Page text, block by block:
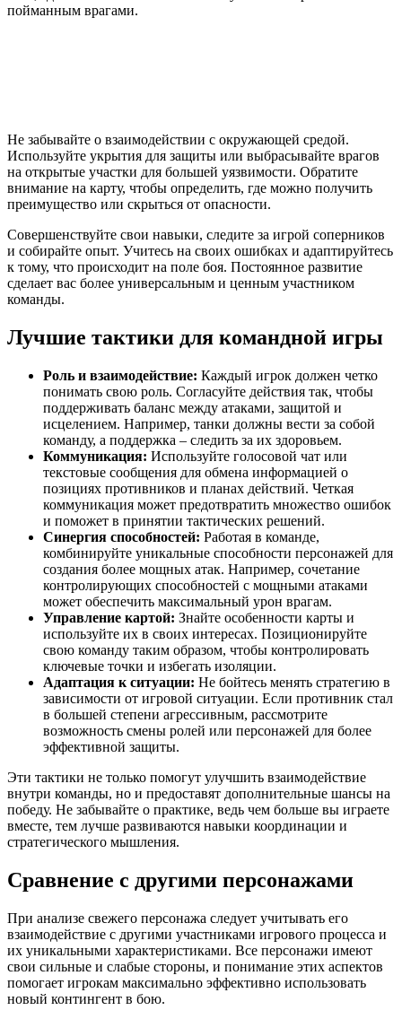
пойманным врагами.
Не забывайте о взаимодействии с окружающей средой.
Используйте укрытия для защиты или выбрасывайте врагов
на открытые участки для большей уязвимости. Обратите
внимание на карту, чтобы определить, где можно получить
преимущество или скрыться от опасности.
Совершенствуйте свои навыки, следите за игрой соперников
и собирайте опыт. Учитесь на своих ошибках и адаптируйтесь
к тому, что происходит на поле боя. Постоянное развитие
сделает вас более универсальным и ценным участником
команды.
Лучшие тактики для командной игры
Роль и взаимодействие: Каждый игрок должен четко
понимать свою роль. Согласуйте действия так, чтобы
поддерживать баланс между атаками, защитой и
исцелением. Например, танки должны вести за собой
команду, а поддержка – следить за их здоровьем.
Коммуникация: Используйте голосовой чат или
текстовые сообщения для обмена информацией о
позициях противников и планах действий. Четкая
коммуникация может предотвратить множество ошибок
и поможет в принятии тактических решений.
Синергия способностей: Работая в команде,
комбинируйте уникальные способности персонажей для
создания более мощных атак. Например, сочетание
контролирующих способностей с мощными атаками
может обеспечить максимальный урон врагам.
Управление картой: Знайте особенности карты и
используйте их в своих интересах. Позиционируйте
свою команду таким образом, чтобы контролировать
ключевые точки и избегать изоляции.
Адаптация к ситуации: Не бойтесь менять стратегию в
зависимости от игровой ситуации. Если противник стал
в большей степени агрессивным, рассмотрите
возможность смены ролей или персонажей для более
эффективной защиты.
Эти тактики не только помогут улучшить взаимодействие
внутри команды, но и предоставят дополнительные шансы на
победу. Не забывайте о практике, ведь чем больше вы играете
вместе, тем лучше развиваются навыки координации и
стратегического мышления.
Сравнение с другими персонажами
При анализе свежего персонажа следует учитывать его
взаимодействие с другими участниками игрового процесса и
их уникальными характеристиками. Все персонажи имеют
свои сильные и слабые стороны, и понимание этих аспектов
помогает игрокам максимально эффективно использовать
новый контингент в бою.